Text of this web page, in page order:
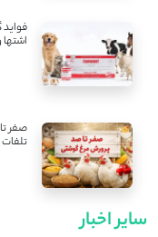
صفر
تلفات
سایر اخبار